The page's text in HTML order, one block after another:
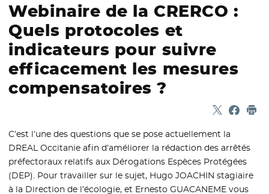
Webinaire de la CRERCO :
Quels protocoles et
indicateurs pour suivre
efficacement les mesures
compensatoires ?
Partager
- Nouvelle
-
C’est l’une des questions que se pose actuellement la
DREAL Occitanie afin d’améliorer la rédaction des arrêtés
préfectoraux relatifs aux Dérogations Espèces Protégées
(DEP). Pour travailler sur le sujet, Hugo JOACHIN stagiaire
à la Direction de l’écologie, et Ernesto GUACANEME vous